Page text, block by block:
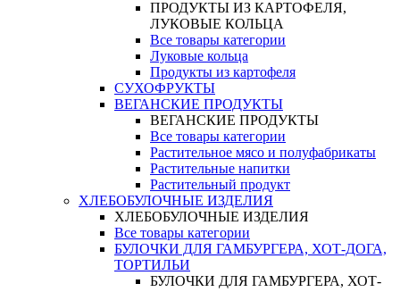
ПРОДУКТЫ ИЗ КАРТОФЕЛЯ,
ЛУКОВЫЕ КОЛЬЦА
Все товары категории
Луковые кольца
Продукты из картофеля
СУХОФРУКТЫ
ВЕГАНСКИЕ ПРОДУКТЫ
ВЕГАНСКИЕ ПРОДУКТЫ
Все товары категории
Растительное мясо и полуфабрикаты
Растительные напитки
Растительный продукт
ХЛЕБОБУЛОЧНЫЕ ИЗДЕЛИЯ
ХЛЕБОБУЛОЧНЫЕ ИЗДЕЛИЯ
Все товары категории
БУЛОЧКИ ДЛЯ ГАМБУРГЕРА, ХОТ-ДОГА,
ТОРТИЛЬИ
БУЛОЧКИ ДЛЯ ГАМБУРГЕРА, ХОТ-